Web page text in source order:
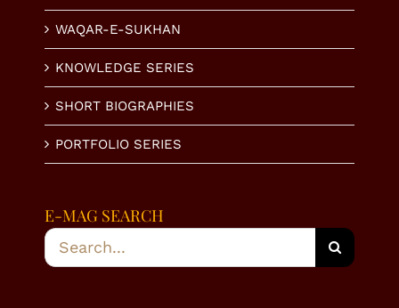
WAQAR-E-SUKHAN
KNOWLEDGE SERIES
SHORT BIOGRAPHIES
PORTFOLIO SERIES
E-MAG SEARCH
Search
for: